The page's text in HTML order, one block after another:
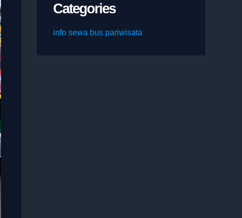
Categories
info sewa bus pariwisata